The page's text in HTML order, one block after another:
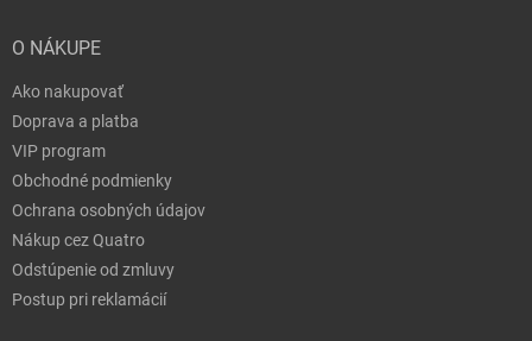
O NÁKUPE
Ako nakupovať
Doprava a platba
VIP program
Obchodné podmienky
Ochrana osobných údajov
Nákup cez Quatro
Odstúpenie od zmluvy
Postup pri reklamácií